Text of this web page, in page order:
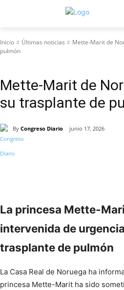
Inicio Últimas noticias
Mette-Marit de
pulmón
Mette-Marit de
su trasplante de
By Congreso Diario junio 17, 2026
La princesa Mette-
intervenida de
trasplante de pulmón
La Casa Real de Noruega ha
princesa Mette-Marit ha sido